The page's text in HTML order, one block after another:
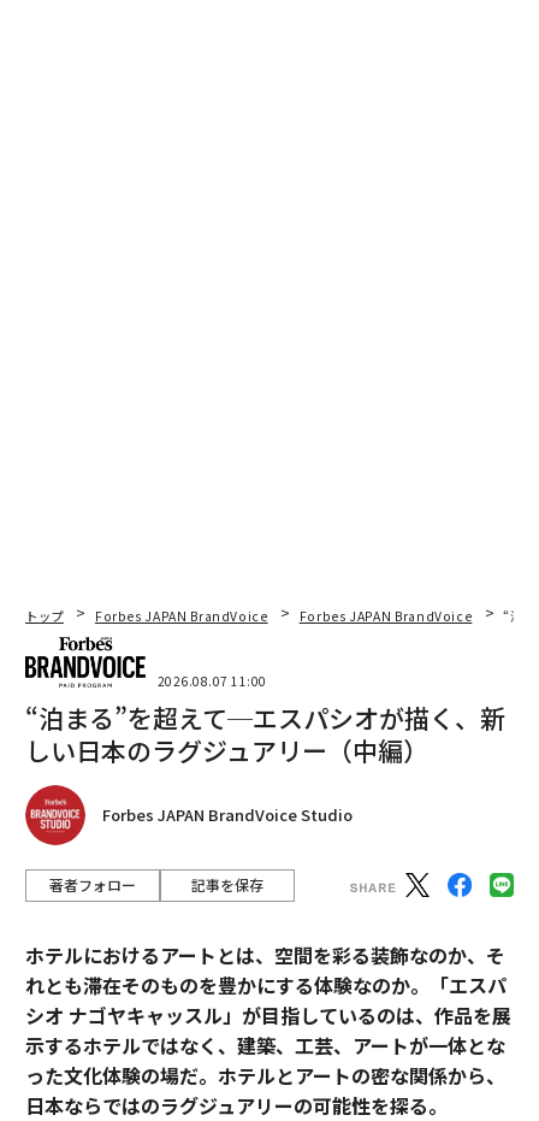
トップ Forbes JAPAN BrandVoice Forbes JAPAN BrandVoice “泊
2026.08.07 11:00
“泊まる”を超えて─エスパシオが描く、新
しい日本のラグジュアリー（中編）
Forbes JAPAN BrandVoice Studio
著者フォロー 記事を保存
ホテルにおけるアートとは、空間を彩る装飾なのか、そ
れとも滞在そのものを豊かにする体験なのか。「エスパ
シオ ナゴヤキャッスル」が目指しているのは、作品を展
示するホテルではなく、建築、工芸、アートが一体とな
った文化体験の場だ。ホテルとアートの密な関係から、
日本ならではのラグジュアリーの可能性を探る。